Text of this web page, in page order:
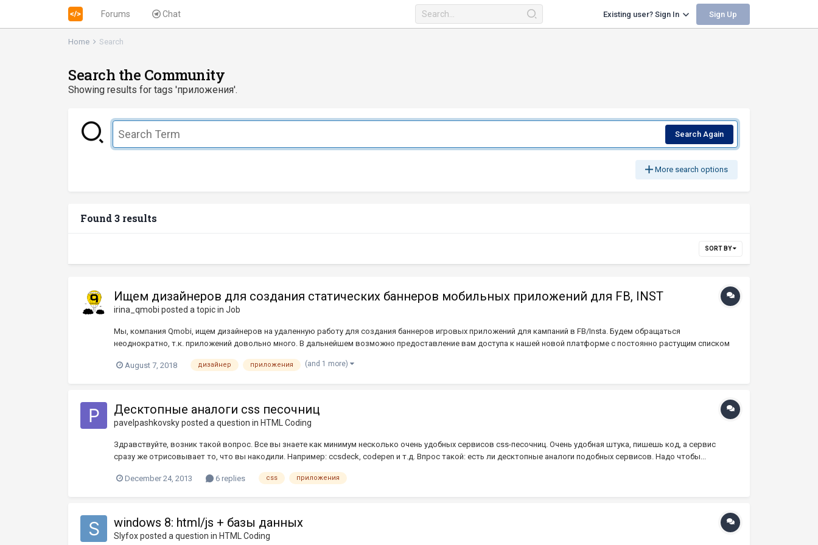
Forums Chat Existing user? Sign In Sign Up
Home Search
Search the Community
Showing results for tags 'приложения'.
Search Again
More search options
Found 3 results
SORT BY
Ищем дизайнеров для создания статических баннеров мобильных приложений для FB, INST
irina_qmobi posted a topic in Job
Мы, компания Qmobi, ищем дизайнеров на удаленную работу для создания баннеров игровых приложений для кампаний в FB/Insta. Будем обращаться
неоднократно, т.к. приложений довольно много. В дальнейшем возможно предоставление вам доступа к нашей новой платформе с постоянно растущим списком
August 7, 2018
дизайнер приложения (and 1 more)
Десктопные аналоги css песочниц
pavelpashkovskyposted a question in HTML Coding
Здравствуйте, возник такой вопрос. Все вы знаете как минимум несколько очень удобных сервисов css-песочниц. Очень удобная штука, пишешь код, а сервис
сразу же отрисовывает то, что вы накодили. Например: ccsdeck, codepen и т.д. Впрос такой: есть ли десктопные аналоги подобных сервисов. Надо чтобы...
December 24, 2013 6 replies css приложения
windows 8: html/js + базы данных
Slyfoxposted a question in HTML Coding